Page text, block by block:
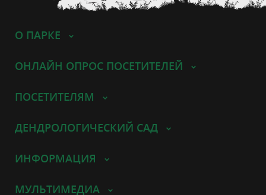
О ПАРКЕ
ОНЛАЙН ОПРОС ПОСЕТИТЕЛЕЙ
ПОСЕТИТЕЛЯМ
ДЕНДРОЛОГИЧЕСКИЙ САД
ИНФОРМАЦИЯ
МУЛЬТИМЕДИА